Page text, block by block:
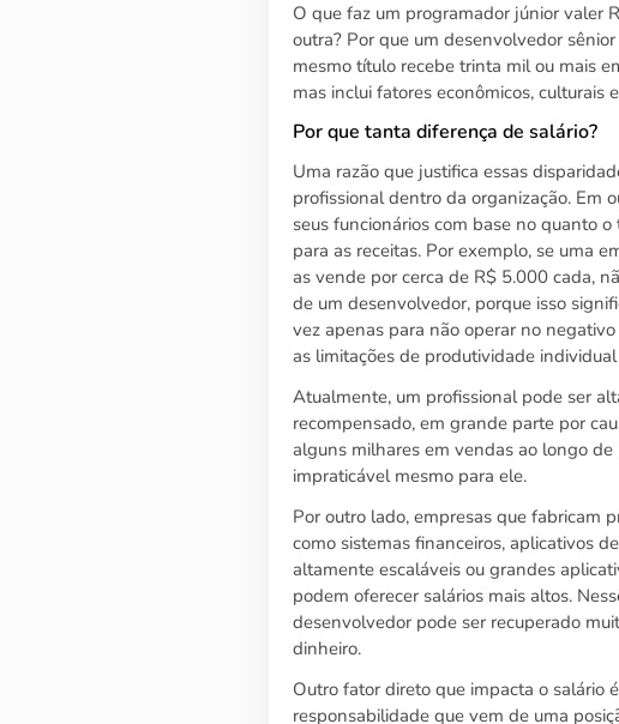
O que faz um programador júnior valer
outra? Por que um desenvolvedor
mesmo título recebe trinta mil ou mais
mas inclui fatores econômicos, culturais
Por que tanta diferença de salário?
Uma razão que justifica essas
profissional dentro da organização. Em
seus funcionários com base no quanto
para as receitas. Por exemplo, se uma
as vende por cerca de R$ 5.000 cada,
de um desenvolvedor, porque isso
vez apenas para não operar no
as limitações de produtividade
Atualmente, um profissional pode ser
recompensado, em grande parte por
alguns milhares em vendas ao longo
impraticável mesmo para ele.
Por outro lado, empresas que fabricam
como sistemas financeiros, aplicativos
altamente escaláveis ou grandes
podem oferecer salários mais altos.
desenvolvedor pode ser recuperado
dinheiro.
Outro fator direto que impacta o salário
responsabilidade que vem de uma